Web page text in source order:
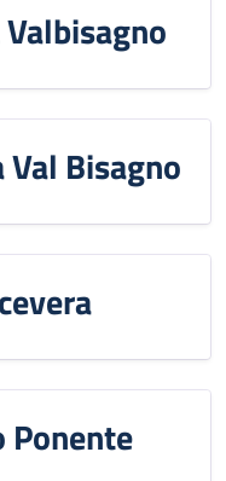
Bisagno
Ponente